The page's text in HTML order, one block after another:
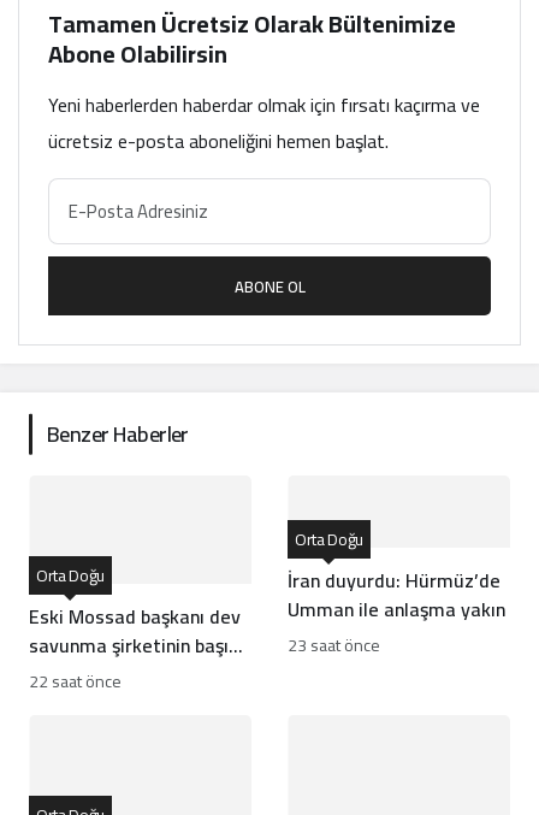
Tamamen Ücretsiz Olarak Bültenimize
Abone Olabilirsin
Yeni haberlerden haberdar olmak için fırsatı kaçırma ve
ücretsiz e-posta aboneliğini hemen başlat.
ABONE OL
Benzer Haberler
Eski Mossad başkanı dev
savunma şirketinin başına
geçti
Orta Doğu
22 saat önce
İran duyurdu: Hürmüz’de
Umman ile anlaşma yakın
Orta Doğu
23 saat önce